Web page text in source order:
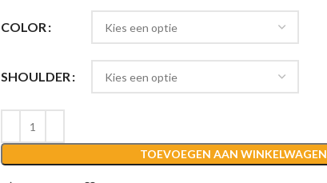
COLOR
SHOULDER
TOEVOEGEN AAN WINKELWAGEN